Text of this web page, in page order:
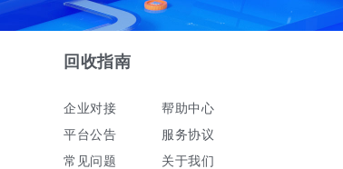
回收指南
企业对接
平台公告
常见问题
帮助中心
服务协议
关于我们